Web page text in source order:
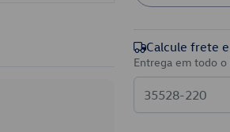
Calcule frete
Entrega em todo o